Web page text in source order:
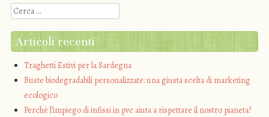
Cerca
Articoli recenti
Traghetti Estivi per la Sardegna
Buste biodegradabili personalizzate: una giusta scelta di marketing
ecologico
Perchè l’impiego di infissi in pvc aiuta a rispettare il nostro pianeta?